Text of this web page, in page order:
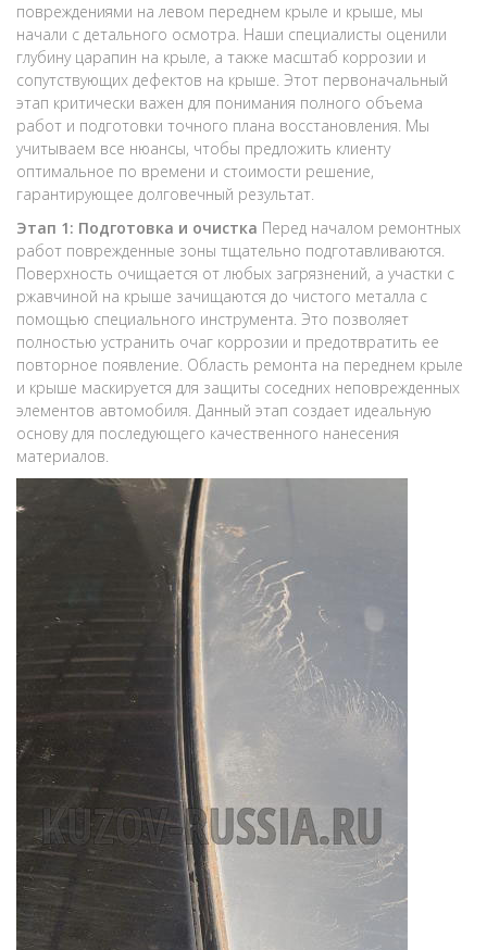
повреждениями на левом переднем крыле и крыше, мы
начали с детального осмотра. Наши специалисты оценили
глубину царапин на крыле, а также масштаб коррозии и
сопутствующих дефектов на крыше. Этот первоначальный
этап критически важен для понимания полного объема
работ и подготовки точного плана восстановления. Мы
учитываем все нюансы, чтобы предложить клиенту
оптимальное по времени и стоимости решение,
гарантирующее долговечный результат.
Этап 1: Подготовка и очистка Перед началом ремонтных
работ поврежденные зоны тщательно подготавливаются.
Поверхность очищается от любых загрязнений, а участки с
ржавчиной на крыше зачищаются до чистого металла с
помощью специального инструмента. Это позволяет
полностью устранить очаг коррозии и предотвратить ее
повторное появление. Область ремонта на переднем крыле
и крыше маскируется для защиты соседних неповрежденных
элементов автомобиля. Данный этап создает идеальную
основу для последующего качественного нанесения
материалов.